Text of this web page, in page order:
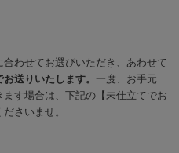
わせてお選びいただき、あわせて
送りいたします。 一度、お手元
す場合は、下記の【未仕立てでお
さいませ。